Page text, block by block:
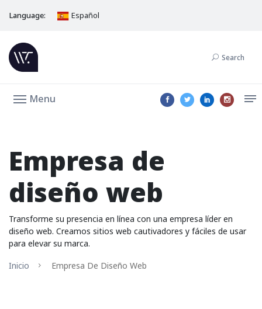
Language: Español
Search
Menu
Empresa de
diseño web
Transforme su presencia en línea con una empresa líder en
diseño web. Creamos sitios web cautivadores y fáciles de usar
para elevar su marca.
Inicio
Empresa De Diseño Web